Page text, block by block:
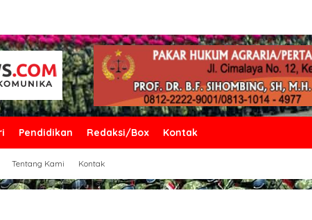
Pendidikan Redaksi/Box Kontak
Tentang Kami Kontak